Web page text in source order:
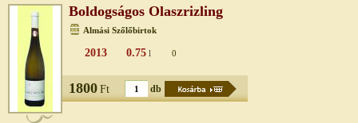
Boldogságos Olaszrizling
Almási Szőlőbirtok
2013 0.75 l 0
1800 Ft db